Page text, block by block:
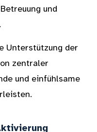
und
Unterstützung der
zentraler
und einfühlsame